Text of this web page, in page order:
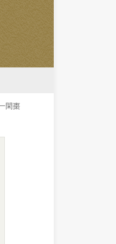
閑棗